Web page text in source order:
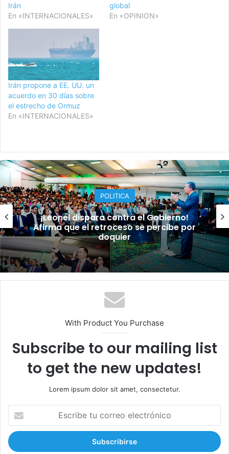
Irán
En «INTERNACIONALES»
global
En «OPINION»
Irán propone a EE. UU. un
acuerdo en 30 días sobre
el estrecho de Ormuz
En «INTERNACIONALES»
POLITICA
¡Leonel dispara contra el Gobierno!
Afirma que el retroceso se percibe por
doquier
With Product You Purchase
Subscribe to our mailing list
to get the new updates!
Lorem ipsum dolor sit amet, consectetur.
c
r